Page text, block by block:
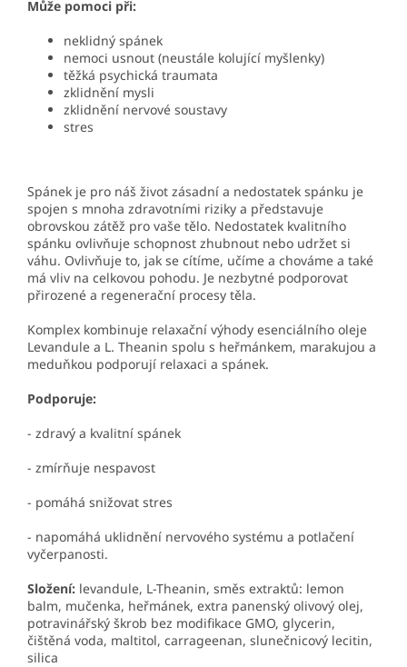
Může pomoci při:
neklidný spánek
nemoci usnout (neustále kolující myšlenky)
těžká psychická traumata
zklidnění mysli
zklidnění nervové soustavy
stres
Spánek je pro náš život zásadní a nedostatek spánku je
spojen s mnoha zdravotními riziky a představuje
obrovskou zátěž pro vaše tělo. Nedostatek kvalitního
spánku ovlivňuje schopnost zhubnout nebo udržet si
váhu. Ovlivňuje to, jak se cítíme, učíme a chováme a také
má vliv na celkovou pohodu. Je nezbytné podporovat
přirozené a regenerační procesy těla.
Komplex kombinuje relaxační výhody esenciálního oleje
Levandule a L. Theanin spolu s heřmánkem, marakujou a
meduňkou podporují relaxaci a spánek.
Podporuje:
- zdravý a kvalitní spánek
- zmírňuje nespavost
- pomáhá snižovat stres
- napomáhá uklidnění nervového systému a potlačení
vyčerpanosti.
Složení: levandule, L-Theanin, směs extraktů: lemon
balm, mučenka, heřmánek, extra panenský olivový olej,
potravinářský škrob bez modifikace GMO, glycerin,
čištěná voda, maltitol, carrageenan, slunečnicový lecitin,
silica